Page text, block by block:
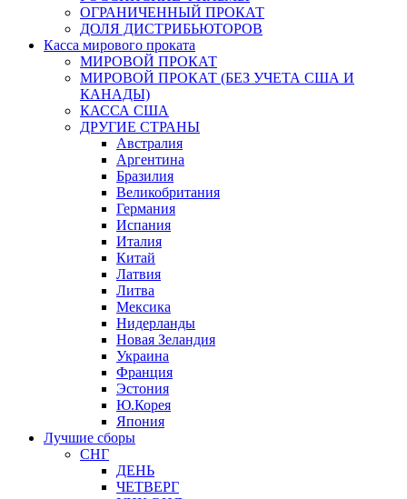
ОГРАНИЧЕННЫЙ ПРОКАТ
ДОЛЯ ДИСТРИБЬЮТОРОВ
Касса мирового проката
МИРОВОЙ ПРОКАТ
МИРОВОЙ ПРОКАТ (БЕЗ УЧЕТА США И
КАНАДЫ)
КАССА США
ДРУГИЕ СТРАНЫ
Австралия
Аргентина
Бразилия
Великобритания
Германия
Испания
Италия
Китай
Латвия
Литва
Мексика
Нидерланды
Новая Зеландия
Украина
Франция
Эстония
Ю.Корея
Япония
Лучшие сборы
СНГ
ДЕНЬ
ЧЕТВЕРГ